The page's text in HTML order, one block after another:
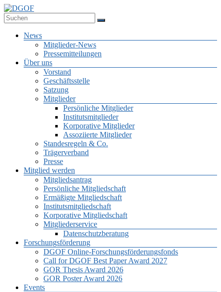
Zum
Inhalt
springen
Deutsche Gesellschaft für Online-Forschung e.V.
Menü
News
Mitglieder-News
Pressemitteilungen
Über uns
Vorstand
Geschäftsstelle
Satzung
Mitglieder
Persönliche Mitglieder
Institutsmitglieder
Korporative Mitglieder
Assoziierte Mitglieder
Standesregeln & Co.
Trägerverband
Presse
Mitglied werden
Mitgliedsantrag
Persönliche Mitgliedschaft
Ermäßigte Mitgliedschaft
Institutsmitgliedschaft
Korporative Mitgliedschaft
Mitgliederservice
Datenschutzberatung
Forschungsförderung
DGOF Online-Forschungsförderungsfonds
Call for DGOF Best Paper Award 2027
GOR Thesis Award 2026
GOR Poster Award 2026
Events